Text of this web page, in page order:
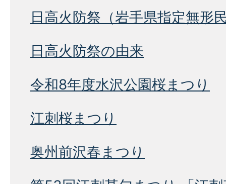
日高火防祭（岩手県指定無形
日高火防祭の由来
令和8年度水沢公園桜まつり
江刺桜まつり
奥州前沢春まつり